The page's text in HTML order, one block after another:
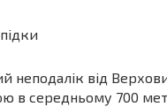
від
в середньому 700